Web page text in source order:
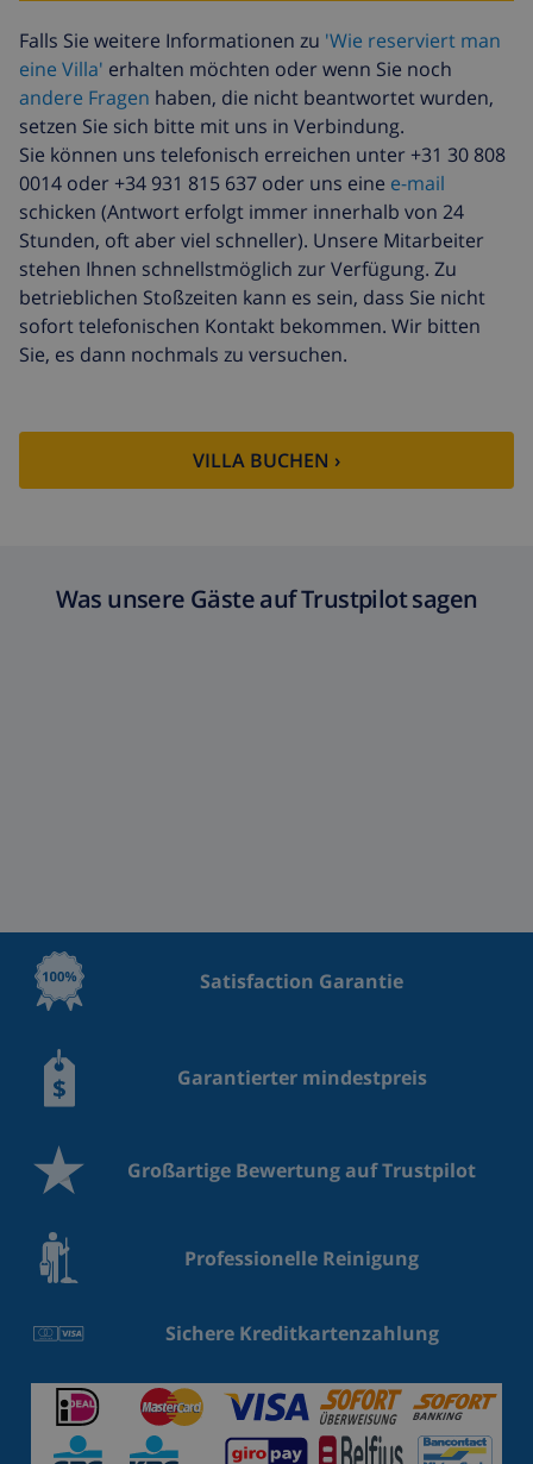
Falls Sie weitere Informationen zu 'Wie reserviert man
eine Villa' erhalten möchten oder wenn Sie noch
andere Fragen haben, die nicht beantwortet wurden,
setzen Sie sich bitte mit uns in Verbindung.
Sie können uns telefonisch erreichen unter +31 30 808
0014 oder +34 931 815 637 oder uns eine e-mail
schicken (Antwort erfolgt immer innerhalb von 24
Stunden, oft aber viel schneller). Unsere Mitarbeiter
stehen Ihnen schnellstmöglich zur Verfügung. Zu
betrieblichen Stoßzeiten kann es sein, dass Sie nicht
sofort telefonischen Kontakt bekommen. Wir bitten
Sie, es dann nochmals zu versuchen.
VILLA BUCHEN ›
Was unsere Gäste auf Trustpilot sagen
Satisfaction Garantie
Garantierter mindestpreis
Großartige Bewertung auf Trustpilot
Professionelle Reinigung
Sichere Kreditkartenzahlung